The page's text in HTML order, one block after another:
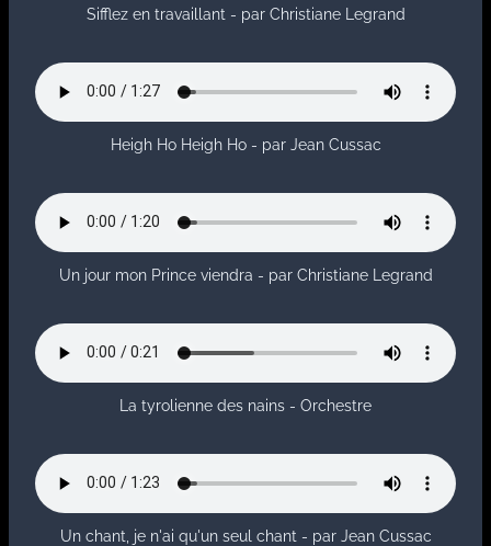
Sifflez en travaillant - par Christiane Legrand
Heigh Ho Heigh Ho - par Jean Cussac
Un jour mon Prince viendra - par Christiane Legrand
La tyrolienne des nains - Orchestre
Un chant, je n'ai qu'un seul chant - par Jean Cussac